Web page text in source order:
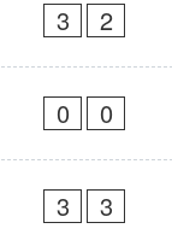
3 2
0 0
3 3